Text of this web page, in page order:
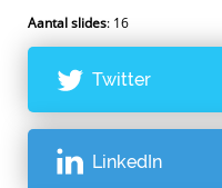
Aantal slides: 16
Twitter
LinkedIn